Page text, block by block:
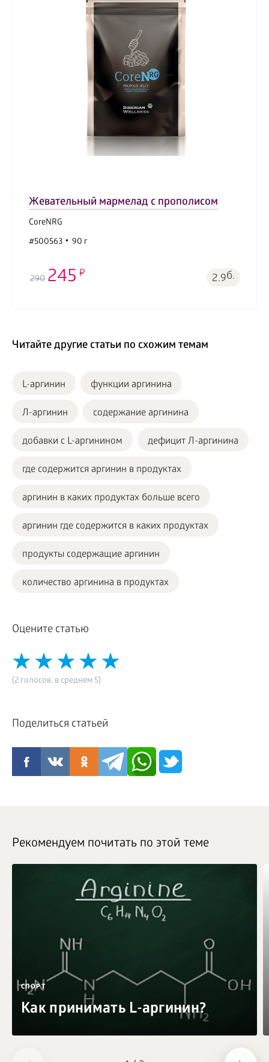
Жевательный мармелад с прополисом
CoreNRG
#500563
90 г
290 245 2.9б.
Читайте другие статьи по схожим темам
L-аргинин функции аргинина
Л-аргинин содержание аргинина
добавки с L-аргинином дефицит Л-аргинина
где содержится аргинин в продуктах
аргинин в каких продуктах больше всего
аргинин где содержится в каких продуктах
продукты содержащие аргинин
количество аргинина в продуктах
Оцените статью
(2 голосов, в среднем 5)
Поделиться статьей
Рекомендуем почитать по этой теме
СПОРТ
Как принимать L-аргинин?